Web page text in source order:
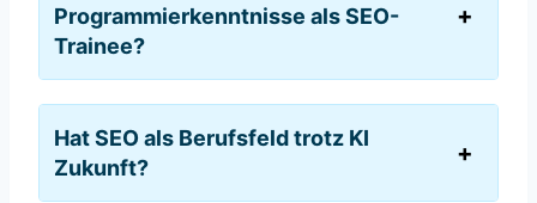
Programmierkenntnisse als SEO-
Trainee?
Hat SEO als Berufsfeld trotz KI
Zukunft?